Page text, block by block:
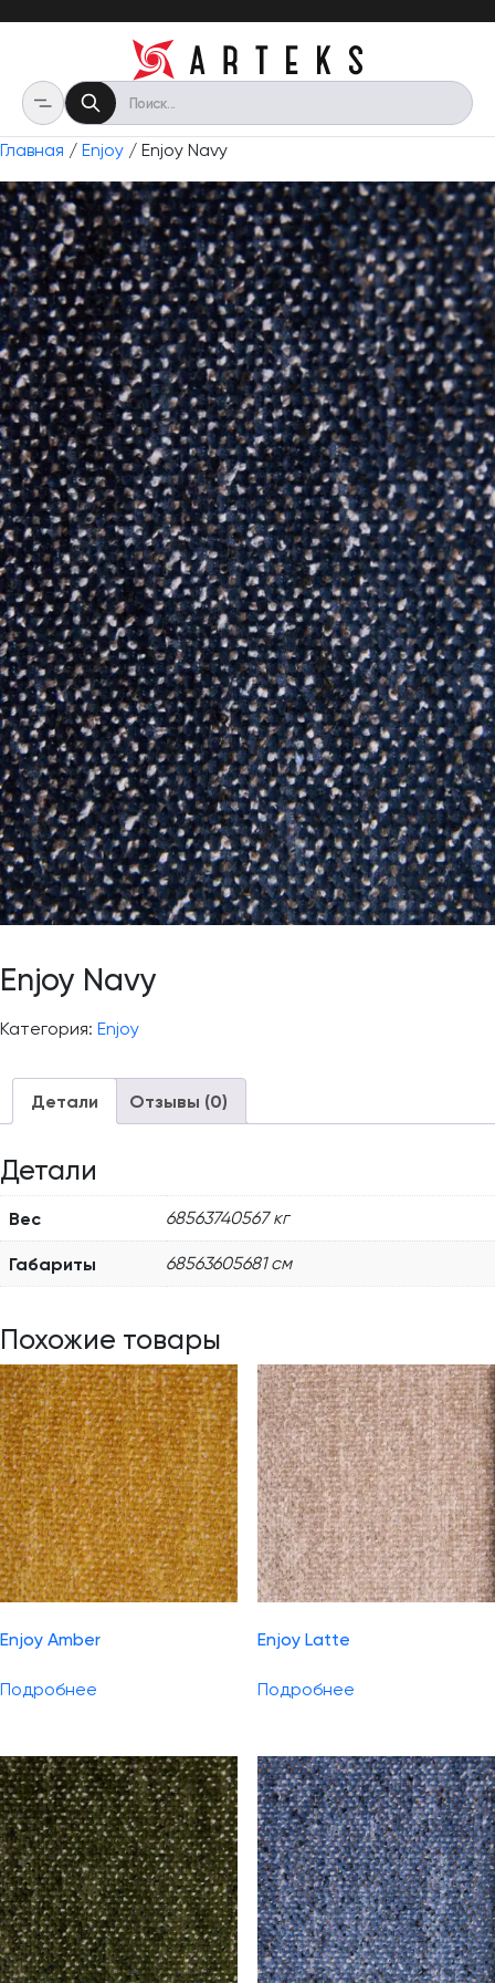
Главная / Enjoy / Enjoy Navy
Enjoy Navy
Категория: Enjoy
Детали Отзывы (0)
Детали
Вес 68563740567 кг
Габариты 68563605681 см
Похожие товары
Enjoy Amber
Подробнее
Enjoy Latte
Подробнее